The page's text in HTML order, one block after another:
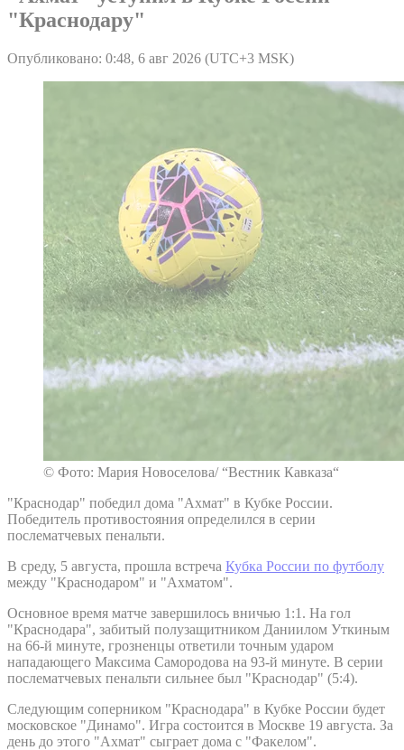
"Краснодару"
Опубликовано: 0:48, 6 авг 2026 (UTC+3 MSK)
© Фото: Мария Новоселова/ “Вестник Кавказа“
"Краснодар" победил дома "Ахмат" в Кубке России.
Победитель противостояния определился в серии
послематчевых пенальти.
В среду, 5 августа, прошла встреча Кубка России по футболу
между "Краснодаром" и "Ахматом".
Основное время матче завершилось вничью 1:1. На гол
"Краснодара", забитый полузащитником Даниилом Уткиным
на 66-й минуте, грозненцы ответили точным ударом
нападающего Максима Самородова на 93-й минуте. В серии
послематчевых пенальти сильнее был "Краснодар" (5:4).
Следующим соперником "Краснодара" в Кубке России будет
московское "Динамо". Игра состоится в Москве 19 августа. За
день до этого "Ахмат" сыграет дома с "Факелом".